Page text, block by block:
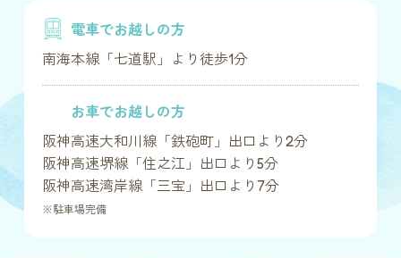
電車でお越しの方
南海本線「七道駅」より徒歩1分
お車でお越しの方
阪神高速大和川線「鉄砲町」出口より2分
阪神高速堺線「住之江」出口より5分
阪神高速湾岸線「三宝」出口より7分
※駐車場完備